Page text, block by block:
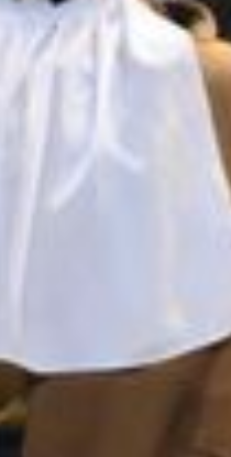
ISTORIJA
KŪRĖJAI
REPERTUARAS
FESTIVALIS
EDUKACIJA IR
KULTŪROS PASAS
VIRTUALUS TURAS
BILIETAI IR
INFORMACIJA
KAVINĖ „DRAMA-
ATRIBUTIKA